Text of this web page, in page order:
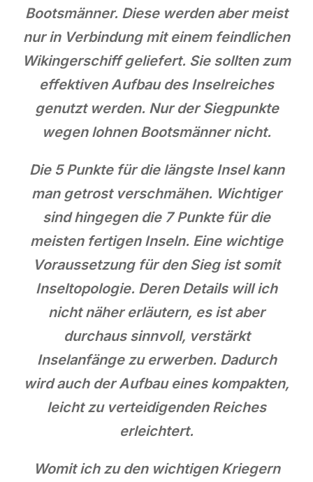
Bootsmänner. Diese werden aber meist
nur in Verbindung mit einem feindlichen
Wikingerschiff geliefert. Sie sollten zum
effektiven Aufbau des Inselreiches
genutzt werden. Nur der Siegpunkte
wegen lohnen Bootsmänner nicht.
Die 5 Punkte für die längste Insel kann
man getrost verschmähen. Wichtiger
sind hingegen die 7 Punkte für die
meisten fertigen Inseln. Eine wichtige
Voraussetzung für den Sieg ist somit
Inseltopologie. Deren Details will ich
nicht näher erläutern, es ist aber
durchaus sinnvoll, verstärkt
Inselanfänge zu erwerben. Dadurch
wird auch der Aufbau eines kompakten,
leicht zu verteidigenden Reiches
erleichtert.
Womit ich zu den wichtigen Kriegern